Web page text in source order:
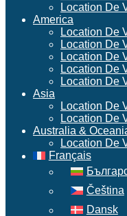
Location De
America
Location De
Location De
Location De
Location De
Location De
Asia
Location De
Location De
Australia &
Location De
Français
Čeština
Dansk